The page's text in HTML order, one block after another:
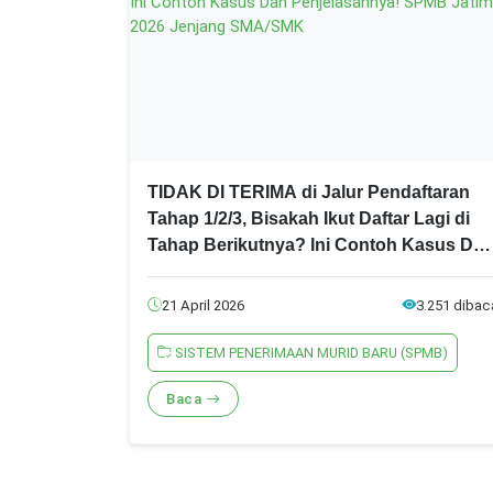
TIDAK DI TERIMA di Jalur Pendaftaran
Tahap 1/2/3, Bisakah Ikut Daftar Lagi di
Tahap Berikutnya? Ini Contoh Kasus Dan
SMA/SMK
21 April 2026 3.251
SISTEM PENERIMAAN MURID BARU (SPMB)
Baca